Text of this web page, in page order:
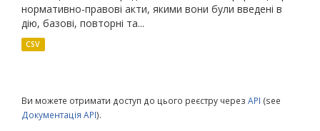
нормативно-правові акти, якими вони були введені в
дію, базові, повторні та...
CSV
Ви можете отримати доступ до цього реєстру через API (see
Документація API).